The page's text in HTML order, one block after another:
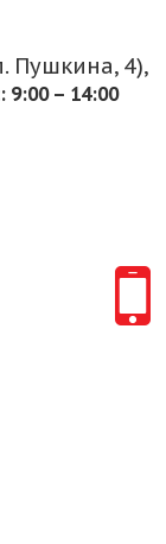
Пушкина, 4),
9:00 – 14:00